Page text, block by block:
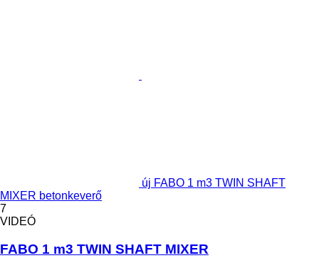
új FABO 1 m3 TWIN SHAFT
MIXER betonkeverő
7
VIDEÓ
FABO 1 m3 TWIN SHAFT MIXER